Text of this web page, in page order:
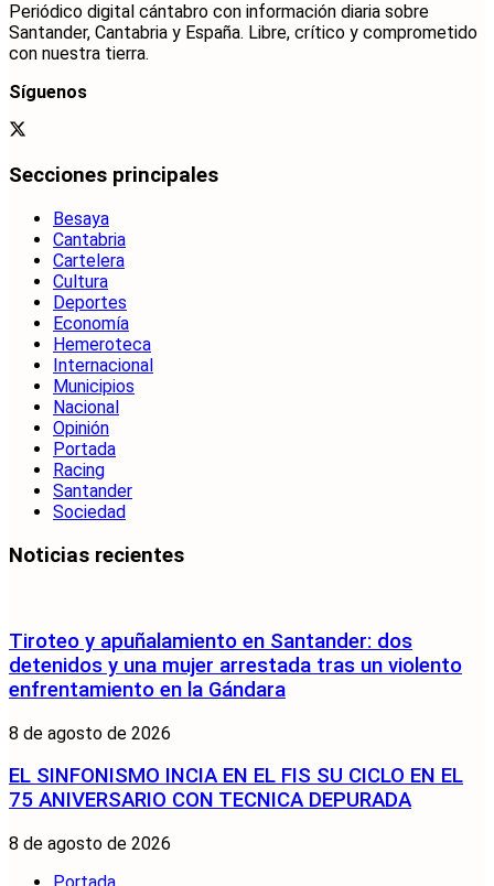
Periódico digital cántabro con información diaria sobre
Santander, Cantabria y España. Libre, crítico y comprometido
con nuestra tierra.
Síguenos
Secciones principales
Besaya
Cantabria
Cartelera
Cultura
Deportes
Economía
Hemeroteca
Internacional
Municipios
Nacional
Opinión
Portada
Racing
Santander
Sociedad
Noticias recientes
Tiroteo y apuñalamiento en Santander: dos
detenidos y una mujer arrestada tras un violento
enfrentamiento en la Gándara
8 de agosto de 2026
EL SINFONISMO INCIA EN EL FIS SU CICLO EN EL
75 ANIVERSARIO CON TECNICA DEPURADA
8 de agosto de 2026